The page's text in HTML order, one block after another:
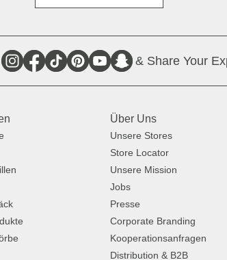
& Share Your
Über Uns
Unsere Stores
Store Locator
Unsere Mission
Jobs
Presse
Corporate Branding
Kooperationsanfragen
Distribution & B2B